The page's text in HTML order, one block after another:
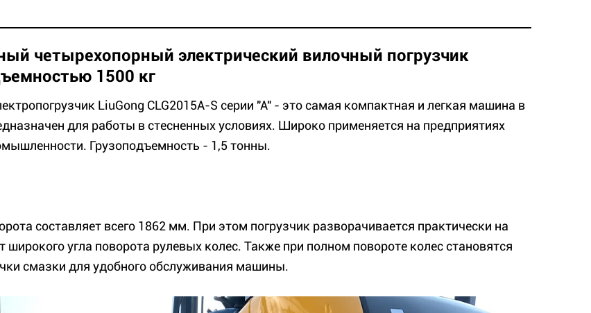
четырехопорный электрический вилочный погрузчик
1500 кг
LiuGong CLG2015A-S серии "А" - это самая компактная и легкая машина в
для работы в стесненных условиях. Широко применяется на предприятиях
Грузоподъемность - 1,5 тонны.
составляет всего 1862 мм. При этом погрузчик разворачивается практически на
широкого угла поворота рулевых колес. Также при полном повороте колес становятся
смазки для удобного обслуживания машины.